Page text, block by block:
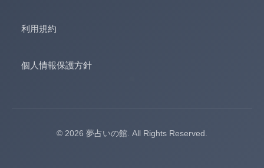
利用規約
個人情報保護方針
© 2026 夢占いの館. All Rights Reserved.